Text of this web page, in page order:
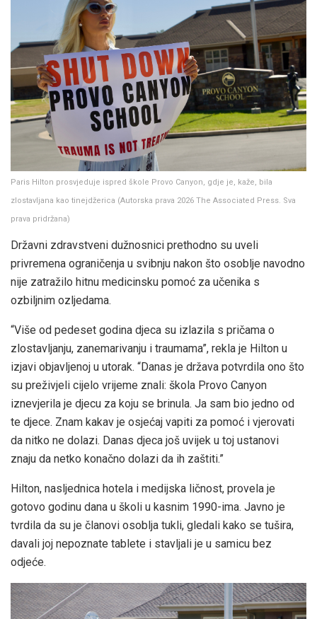
Paris Hilton prosvjeduje ispred škole Provo Canyon, gdje je, kaže, bila
zlostavljana kao tinejdžerica (Autorska prava 2026 The Associated Press. Sva
prava pridržana)
Državni zdravstveni dužnosnici prethodno su uveli
privremena ograničenja u svibnju nakon što osoblje navodno
nije zatražilo hitnu medicinsku pomoć za učenika s
ozbiljnim ozljedama.
“Više od pedeset godina djeca su izlazila s pričama o
zlostavljanju, zanemarivanju i traumama”, rekla je Hilton u
izjavi objavljenoj u utorak. “Danas je država potvrdila ono što
su preživjeli cijelo vrijeme znali: škola Provo Canyon
iznevjerila je djecu za koju se brinula. Ja sam bio jedno od
te djece. Znam kakav je osjećaj vapiti za pomoć i vjerovati
da nitko ne dolazi. Danas djeca još uvijek u toj ustanovi
znaju da netko konačno dolazi da ih zaštiti.”
Hilton, nasljednica hotela i medijska ličnost, provela je
gotovo godinu dana u školi u kasnim 1990-ima. Javno je
tvrdila da su je članovi osoblja tukli, gledali kako se tušira,
davali joj nepoznate tablete i stavljali je u samicu bez
odjeće.